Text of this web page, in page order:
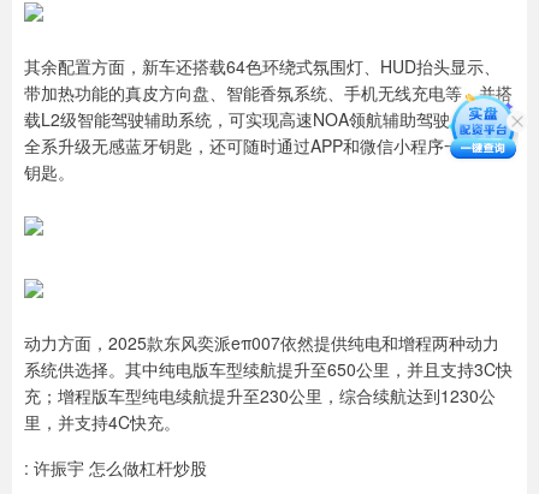
其余配置方面，新车还搭载64色环绕式氛围灯、HUD抬头显示、
带加热功能的真皮方向盘、智能香氛系统、手机无线充电等，并搭
载L2级智能驾驶辅助系统，可实现高速NOA领航辅助驾驶。同时
全系升级无感蓝牙钥匙，还可随时通过APP和微信小程序一键分享
钥匙。
动力方面，2025款东风奕派eπ007依然提供纯电和增程两种动力
系统供选择。其中纯电版车型续航提升至650公里，并且支持3C快
充；增程版车型纯电续航提升至230公里，综合续航达到1230公
里，并支持4C快充。
: 许振宇 怎么做杠杆炒股